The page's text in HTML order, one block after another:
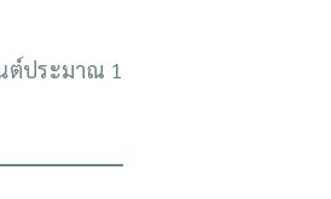
ต์ประมาณ 1